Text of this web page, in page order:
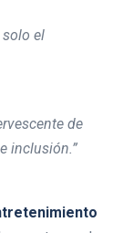
solo el
de
inclusión.”